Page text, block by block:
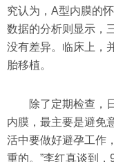
究认为，A型内膜的
数据的分析则显示，
没有差异。临床上，
胎移植。
除了定期检查，
内膜，最主要是避免
活中要做好避孕工作
重的。”李红真谈到，